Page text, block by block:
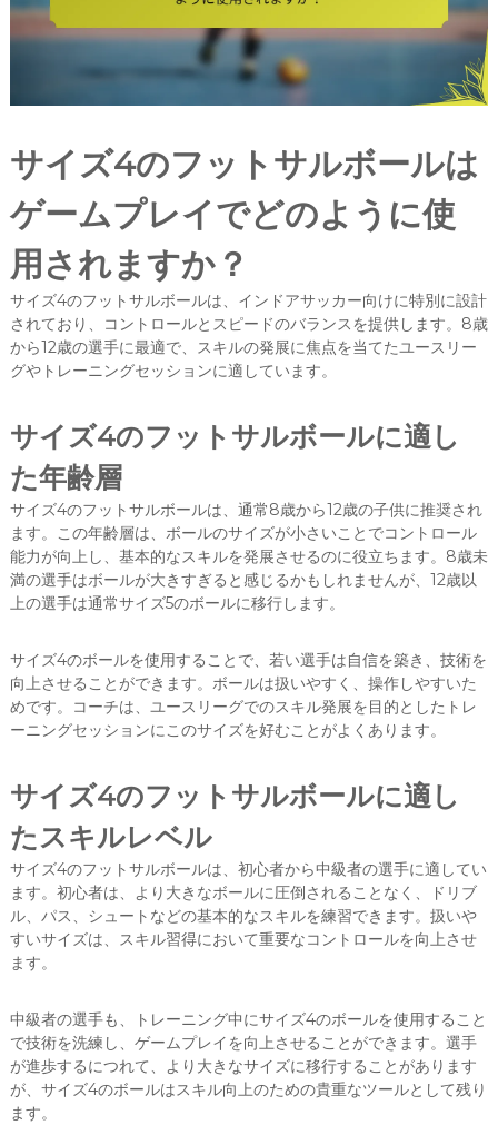
サイズ4のフットサルボールは
ゲームプレイでどのように使
用されますか？
サイズ4のフットサルボールは、インドアサッカー向けに特別に設計
されており、コントロールとスピードのバランスを提供します。8歳
から12歳の選手に最適で、スキルの発展に焦点を当てたユースリー
グやトレーニングセッションに適しています。
サイズ4のフットサルボールに適し
た年齢層
サイズ4のフットサルボールは、通常8歳から12歳の子供に推奨され
ます。この年齢層は、ボールのサイズが小さいことでコントロール
能力が向上し、基本的なスキルを発展させるのに役立ちます。8歳未
満の選手はボールが大きすぎると感じるかもしれませんが、12歳以
上の選手は通常サイズ5のボールに移行します。
サイズ4のボールを使用することで、若い選手は自信を築き、技術を
向上させることができます。ボールは扱いやすく、操作しやすいた
めです。コーチは、ユースリーグでのスキル発展を目的としたトレ
ーニングセッションにこのサイズを好むことがよくあります。
サイズ4のフットサルボールに適し
たスキルレベル
サイズ4のフットサルボールは、初心者から中級者の選手に適してい
ます。初心者は、より大きなボールに圧倒されることなく、ドリブ
ル、パス、シュートなどの基本的なスキルを練習できます。扱いや
すいサイズは、スキル習得において重要なコントロールを向上させ
ます。
中級者の選手も、トレーニング中にサイズ4のボールを使用すること
で技術を洗練し、ゲームプレイを向上させることができます。選手
が進歩するにつれて、より大きなサイズに移行することがあります
が、サイズ4のボールはスキル向上のための貴重なツールとして残り
ます。